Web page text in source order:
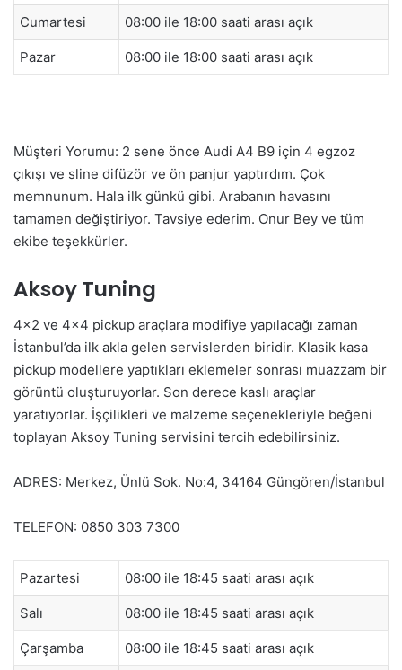
Cumartesi 08:00 ile 18:00 saati arası açık
Pazar 08:00 ile 18:00 saati arası açık
Müşteri Yorumu: 2 sene önce Audi A4 B9 için 4 egzoz
çıkışı ve sline difüzör ve ön panjur yaptırdım. Çok
memnunum. Hala ilk günkü gibi. Arabanın havasını
tamamen değiştiriyor. Tavsiye ederim. Onur Bey ve tüm
ekibe teşekkürler.
Aksoy Tuning
4×2 ve 4×4 pickup araçlara modifiye yapılacağı zaman
İstanbul’da ilk akla gelen servislerden biridir. Klasik kasa
pickup modellere yaptıkları eklemeler sonrası muazzam bir
görüntü oluşturuyorlar. Son derece kaslı araçlar
yaratıyorlar. İşçilikleri ve malzeme seçenekleriyle beğeni
toplayan Aksoy Tuning servisini tercih edebilirsiniz.
ADRES: Merkez, Ünlü Sok. No:4, 34164 Güngören/İstanbul
TELEFON: 0850 303 7300
Pazartesi 08:00 ile 18:45 saati arası açık
Salı 08:00 ile 18:45 saati arası açık
Çarşamba 08:00 ile 18:45 saati arası açık